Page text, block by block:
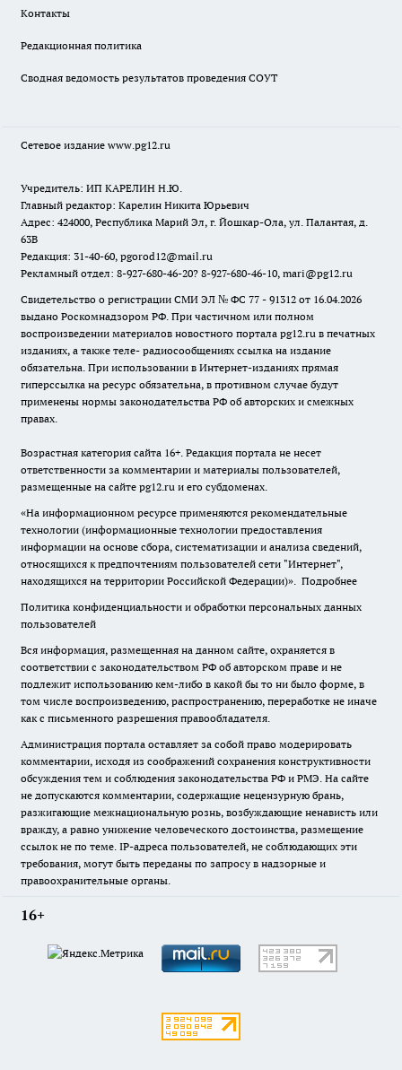
Контакты
Редакционная политика
Сводная ведомость результатов проведения СОУТ
Сетевое издание www.pg12.ru
Учредитель: ИП КАРЕЛИН Н.Ю.
Главный редактор: Карелин Никита Юрьевич
Адрес: 424000, Республика Марий Эл, г. Йошкар-Ола, ул. Палантая, д.
63В
Редакция: 31-40-60, pgorod12@mail.ru
Рекламный отдел: 8-927-680-46-20? 8-927-680-46-10, mari@pg12.ru
Свидетельство о регистрации СМИ ЭЛ № ФС 77 - 91312 от 16.04.2026
выдано Роскомнадзором РФ. При частичном или полном
воспроизведении материалов новостного портала pg12.ru в печатных
изданиях, а также теле- радиосообщениях ссылка на издание
обязательна. При использовании в Интернет-изданиях прямая
гиперссылка на ресурс обязательна, в противном случае будут
применены нормы законодательства РФ об авторских и смежных
правах.
Возрастная категория сайта 16+. Редакция портала не несет
ответственности за комментарии и материалы пользователей,
размещенные на сайте pg12.ru и его субдоменах.
«На информационном ресурсе применяются рекомендательные
технологии (информационные технологии предоставления
информации на основе сбора, систематизации и анализа сведений,
относящихся к предпочтениям пользователей сети "Интернет",
находящихся на территории Российской Федерации)». Подробнее
Политика конфиденциальности и обработки персональных данных
пользователей
Вся информация, размещенная на данном сайте, охраняется в
соответствии с законодательством РФ об авторском праве и не
подлежит использованию кем-либо в какой бы то ни было форме, в
том числе воспроизведению, распространению, переработке не иначе
как с письменного разрешения правообладателя.
Администрация портала оставляет за собой право модерировать
комментарии, исходя из соображений сохранения конструктивности
обсуждения тем и соблюдения законодательства РФ и РМЭ. На сайте
не допускаются комментарии, содержащие нецензурную брань,
разжигающие межнациональную рознь, возбуждающие ненависть или
вражду, а равно унижение человеческого достоинства, размещение
ссылок не по теме. IP-адреса пользователей, не соблюдающих эти
требования, могут быть переданы по запросу в надзорные и
правоохранительные органы.
16+